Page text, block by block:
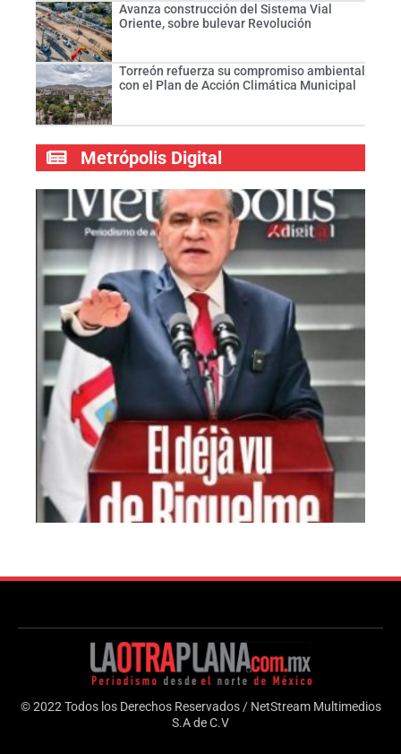
Avanza construcción del Sistema Vial
Oriente, sobre bulevar Revolución
Torreón refuerza su compromiso ambiental
con el Plan de Acción Climática Municipal
Metrópolis Digital
© 2022 Todos los Derechos Reservados / NetStream Multimedios
S.A de C.V